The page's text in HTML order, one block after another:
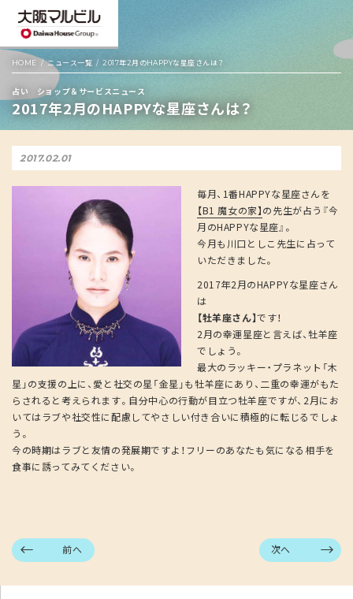
HOME ニュース一覧 2017年2月のHAPPYな星座さんは？
占い ショップ＆サービスニュース
2017年2月のHAPPYな星座さんは？
2017.02.01
毎月、1番HAPPYな星座さんを
【B1 魔女の家】の先生が占う『今
月のHAPPYな星座』。
今月も川口としこ先生に占って
いただきました。
2017年2月のHAPPYな星座さん
は
【牡羊座さん】です！
2月の幸運星座と言えば、牡羊座
でしょう。
最大のラッキー・プラネット「木
星」の支援の上に、愛と社交の星「金星」も牡羊座にあり、二重の幸運がもた
らされると考えられます。自分中心の行動が目立つ牡羊座ですが、2月にお
いてはラブや社交性に配慮してやさしい付き合いに積極的に転じるでしょ
う。
今の時期はラブと友情の発展期ですよ！フリーのあなたも気になる相手を
食事に誘ってみてください。
前へ 次へ